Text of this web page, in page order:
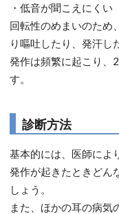
・低音が聞こえにくい
回転性のめまいのため
り嘔吐したり、発汗し
発作は頻繁に起こり、
す。
診断方法
基本的には、医師によ
発作が起きたときどん
しょう。
また、ほかの耳の病気